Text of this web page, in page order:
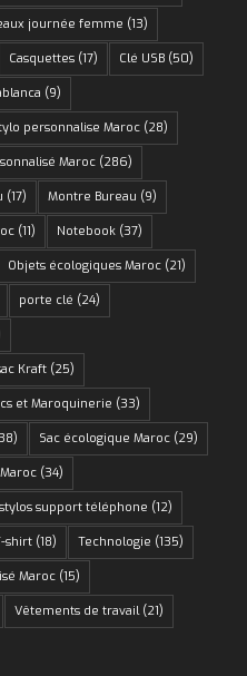
journée femme (13)
Casquettes(17) Clé USB(50)
(9)
personnalise Maroc(28)
Maroc(286)
(17) Montre Bureau (9)
(11) Notebook(37)
Objets écologiques Maroc(21)
porte clé (24)
Kraft(25)
et Maroquinerie (33)
Sac écologique Maroc(29)
(34)
stylos support téléphone (12)
shirt(18) Technologie (135)
Maroc(15)
Vêtements de travail(21)